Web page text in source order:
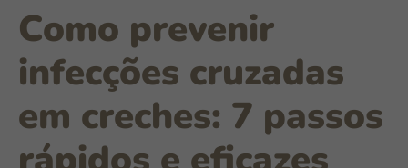
Como prevenir
infecções cruzadas
em creches: 7 passos